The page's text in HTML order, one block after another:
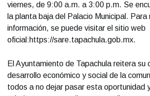
viernes, de 9:00 a.m. a 3:00 p.m. Se
la planta baja del Palacio Municipal. Para
información, se puede visitar el sitio web
oficial:https://sare.tapachula.gob.mx.
El Ayuntamiento de Tapachula reitera su
desarrollo económico y social de la
todos a no dejar pasar esta oportunidad